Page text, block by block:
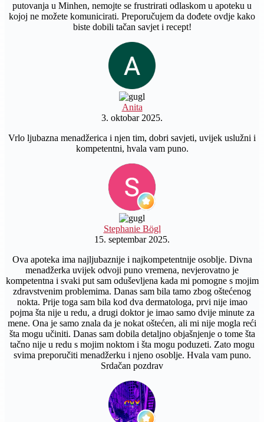
putovanja u Minhen, nemojte se frustrirati odlaskom u apoteku u
kojoj ne možete komunicirati. Preporučujem da dođete ovdje kako
biste dobili tačan savjet i recept!
Anita
3. oktobar 2025.
Vrlo ljubazna menadžerica i njen tim, dobri savjeti, uvijek uslužni i
kompetentni, hvala vam puno.
Stephanie Bögl
15. septembar 2025.
Ova apoteka ima najljubaznije i najkompetentnije osoblje. Divna
menadžerka uvijek odvoji puno vremena, nevjerovatno je
kompetentna i svaki put sam oduševljena kada mi pomogne s mojim
zdravstvenim problemima. Danas sam bila tamo zbog oštećenog
nokta. Prije toga sam bila kod dva dermatologa, prvi nije imao
pojma šta nije u redu, a drugi doktor je imao samo dvije minute za
mene. Ona je samo znala da je nokat oštećen, ali mi nije mogla reći
šta mogu učiniti. Danas sam dobila detaljno objašnjenje o tome šta
tačno nije u redu s mojim noktom i šta mogu poduzeti. Zato mogu
svima preporučiti menadžerku i njeno osoblje. Hvala vam puno.
Srdačan pozdrav